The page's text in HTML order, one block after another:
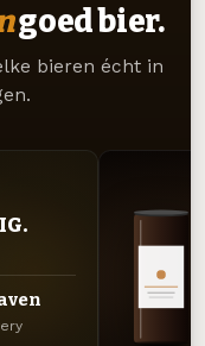
goed bier.
bieren écht in